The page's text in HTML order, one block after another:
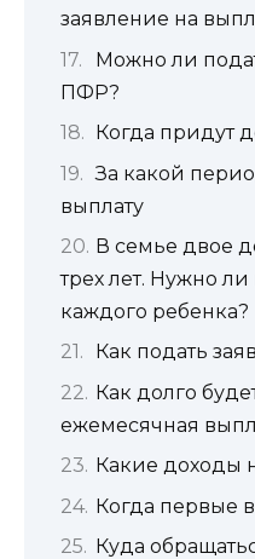
заявление на
Можно ли
ПФР?
Когда придут
За какой
выплату
В семье двое
трех лет. Нужно
каждого ребенка?
Как подать
Как долго
ежемесячная
Какие доходы
Когда первые
Куда